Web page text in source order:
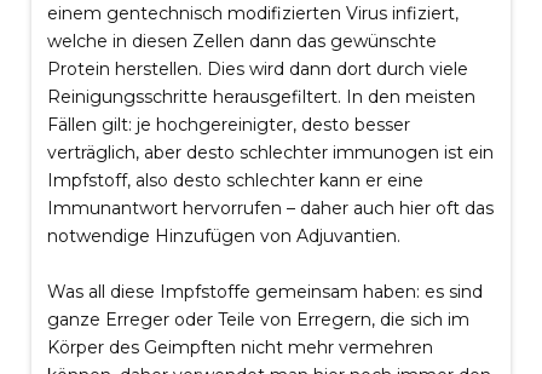
einem gentechnisch modifizierten Virus infiziert,
welche in diesen Zellen dann das gewünschte
Protein herstellen. Dies wird dann dort durch viele
Reinigungsschritte herausgefiltert. In den meisten
Fällen gilt: je hochgereinigter, desto besser
verträglich, aber desto schlechter immunogen ist ein
Impfstoff, also desto schlechter kann er eine
Immunantwort hervorrufen – daher auch hier oft das
notwendige Hinzufügen von Adjuvantien.
Was all diese Impfstoffe gemeinsam haben: es sind
ganze Erreger oder Teile von Erregern, die sich im
Körper des Geimpften nicht mehr vermehren